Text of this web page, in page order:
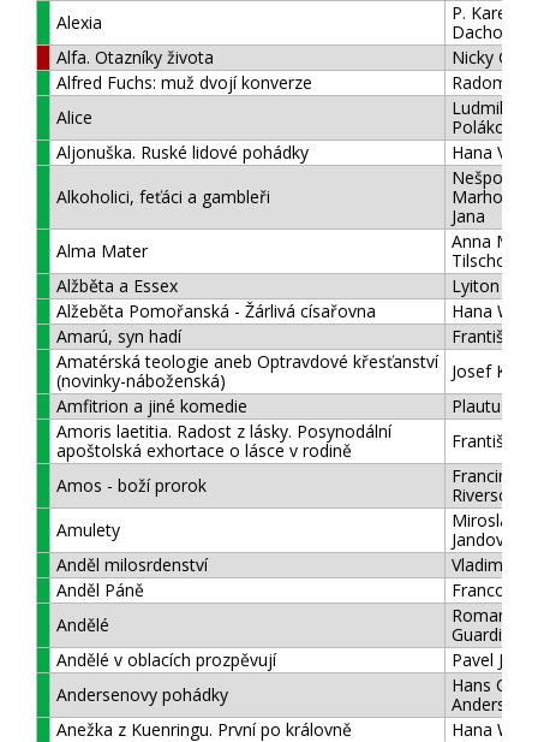
Alexia
P. Karel
Dachovský
Alfa. Otazníky života
Nicky
Alfred Fuchs: muž dvojí konverze
Radomír
Alice
Ludmila
Poláková
Aljonuška. Ruské lidové pohádky
Hana
Alkoholici, feťáci a gambleři
Nešpor
Jana
Alma Mater
Anna
Tilschová
Alžběta a Essex
Lyiton
Alžeběta Pomořanská - Žárlivá císařovna
Hana
Amarú, syn hadí
František
Amatérská teologie aneb Optravdové křesťanství
(novinky-náboženská)
Josef
Amfitrion a jiné komedie
Plautus
Amoris laetitia. Radost z lásky. Posynodální
apoštolská exhortace o lásce v rodině
František,
Amos - boží prorok
Francine
Riversová
Amulety
Miroslav
Jandovský
Anděl milosrdenství
Vladimír
Anděl Páně
Francois
Andělé
Romano
Guardini
Andělé v oblacích prozpěvují
Pavel
Andersenovy pohádky
Hans
Andersen
Anežka z Kuenringu. První po královně
Hana